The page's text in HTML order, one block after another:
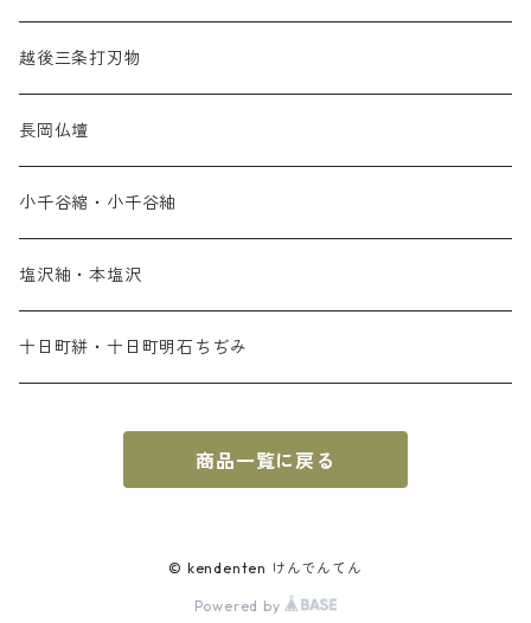
越後三条打刃物
長岡仏壇
小千谷縮・小千谷紬
塩沢紬・本塩沢
十日町絣・十日町明石ちぢみ
商品一覧に戻る
© kendenten けんでんてん
Powered by